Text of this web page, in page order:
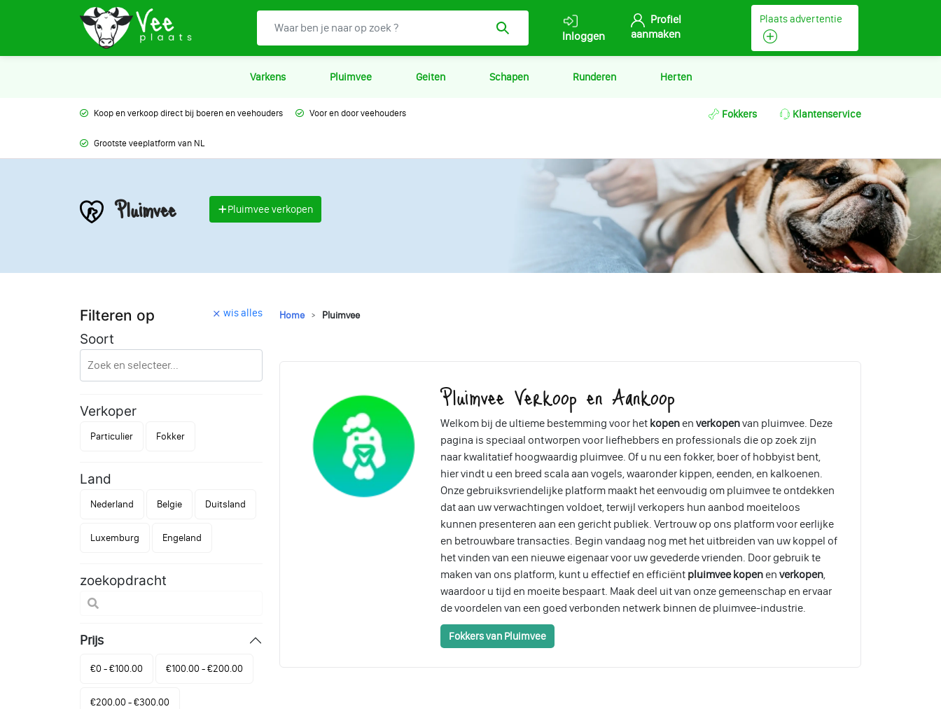
Inloggen
Profiel
aanmaken
Plaats advertentie
Varkens Pluimvee Geiten Schapen Runderen Herten
Koop en verkoop direct bij boeren en veehouders Voor en door veehouders
Grootste veeplatform van NL
Fokkers Klantenservice
Pluimvee Pluimvee verkopen
Filteren op wis alles
Soort
Verkoper
Particulier Fokker
Land
Nederland Belgie Duitsland
Luxemburg Engeland
zoekopdracht
Prijs
€0 - €100.00 €100.00 - €200.00
€200.00 - €300.00
Home Pluimvee
Pluimvee Verkoop en Aankoop
Welkom bij de ultieme bestemming voor het kopen enverkopenvan pluimvee. Deze
pagina is speciaal ontworpen voor liefhebbers en professionals die op zoek zijn
naar kwalitatief hoogwaardig pluimvee. Of u nu een fokker, boer of hobbyist bent,
hier vindt u een breed scala aan vogels, waaronder kippen, eenden, en kalkoenen.
Onze gebruiksvriendelijke platform maakt het eenvoudig om pluimvee te ontdekken
dat aan uw verwachtingen voldoet, terwijl verkopers hun aanbod moeiteloos
kunnen presenteren aan een gericht publiek. Vertrouw op ons platform voor eerlijke
en betrouwbare transacties. Begin vandaag nog met het uitbreiden van uw koppel of
het vinden van een nieuwe eigenaar voor uw gevederde vrienden. Door gebruik te
maken van ons platform, kunt u effectief en efficiënt pluimvee kopen enverkopen,
waardoor u tijd en moeite bespaart. Maak deel uit van onze gemeenschap en ervaar
de voordelen van een goed verbonden netwerk binnen de pluimvee-industrie.
Fokkers van Pluimvee